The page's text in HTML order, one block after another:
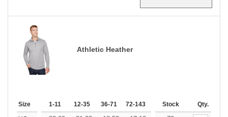
Athletic Heather
Size 1-11 12-35 36-71 72-143 144-287 288 + More
Stock Qty.